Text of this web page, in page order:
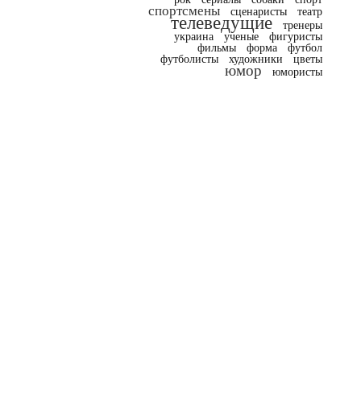
спортсмены сценаристы театр
телеведущие
тренеры
украина
ученые
фигуристы
фильмы
форма
футбол
футболисты
художники цветы
юмор юмористы